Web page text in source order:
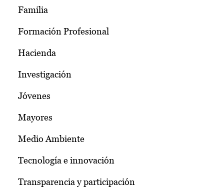
Familia
Formación Profesional
Hacienda
Investigación
Jóvenes
Mayores
Medio Ambiente
Tecnología e innovación
Transparencia y participación